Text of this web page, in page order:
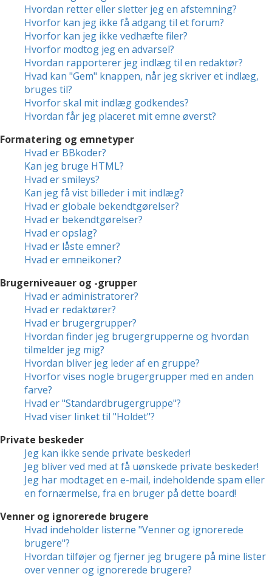
Hvordan retter eller sletter jeg en afstemning?
Hvorfor kan jeg ikke få adgang til et forum?
Hvorfor kan jeg ikke vedhæfte filer?
Hvorfor modtog jeg en advarsel?
Hvordan rapporterer jeg indlæg til en redaktør?
Hvad kan "Gem" knappen, når jeg skriver et indlæg,
bruges til?
Hvorfor skal mit indlæg godkendes?
Hvordan får jeg placeret mit emne øverst?
Formatering og emnetyper
Hvad er BBkoder?
Kan jeg bruge HTML?
Hvad er smileys?
Kan jeg få vist billeder i mit indlæg?
Hvad er globale bekendtgørelser?
Hvad er bekendtgørelser?
Hvad er opslag?
Hvad er låste emner?
Hvad er emneikoner?
Brugerniveauer og -grupper
Hvad er administratorer?
Hvad er redaktører?
Hvad er brugergrupper?
Hvordan finder jeg brugergrupperne og hvordan
tilmelder jeg mig?
Hvordan bliver jeg leder af en gruppe?
Hvorfor vises nogle brugergrupper med en anden
farve?
Hvad er "Standardbrugergruppe"?
Hvad viser linket til "Holdet"?
Private beskeder
Jeg kan ikke sende private beskeder!
Jeg bliver ved med at få uønskede private beskeder!
Jeg har modtaget en e-mail, indeholdende spam eller
en fornærmelse, fra en bruger på dette board!
Venner og ignorerede brugere
Hvad indeholder listerne "Venner og ignorerede
brugere"?
Hvordan tilføjer og fjerner jeg brugere på mine lister
over venner og ignorerede brugere?